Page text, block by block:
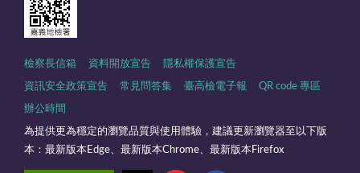
檢察長信箱 資料開放宣告 隱私權保護宣告
資訊安全政策宣告 常見問答集 臺高檢電子報 QR code 專區
辦公時間
為提供更為穩定的瀏覽品質與使用體驗，建議更新瀏覽器至以下版
本：最新版本Edge、最新版本Chrome、最新版本Firefox